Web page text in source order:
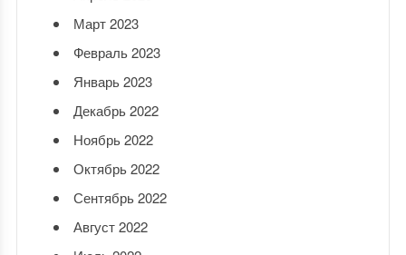
Март 2023
Февраль 2023
Январь 2023
Декабрь 2022
Ноябрь 2022
Октябрь 2022
Сентябрь 2022
Август 2022